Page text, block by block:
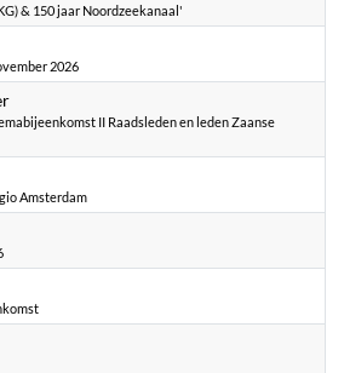
& 150 jaar Noordzeekanaal'
2026
2026
II Raadsleden en leden Zaanse
Amsterdam